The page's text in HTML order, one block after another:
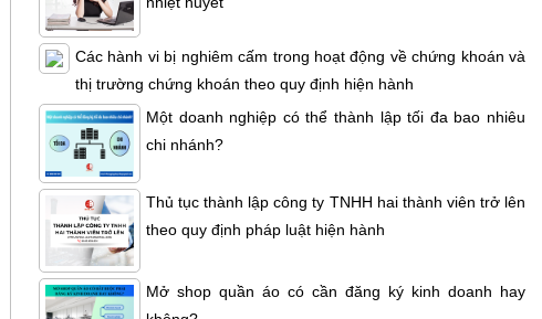
Các hành vi bị nghiêm cấm trong hoạt động về chứng khoán và
thị trường chứng khoán theo quy định hiện hành
Một doanh nghiệp có thể thành lập tối đa bao nhiêu
chi nhánh?
Thủ tục thành lập công ty TNHH hai thành viên trở lên
theo quy định pháp luật hiện hành
Mở shop quần áo có cần đăng ký kinh doanh hay